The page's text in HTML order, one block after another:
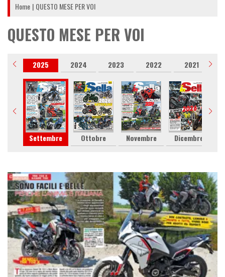
Home QUESTO MESE PER VOI
QUESTO MESE PER VOI
2025 2024 2023 2022 2021
Settembre Ottobre Novembre Dicembre